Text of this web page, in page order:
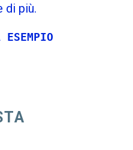
di più.
ESEMPIO